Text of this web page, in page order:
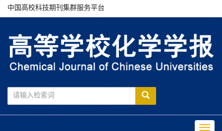
中国高校科技期刊集群服务平台